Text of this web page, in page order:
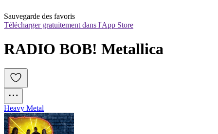
Sauvegarde des favoris
Télécharger gratuitement dans l'App Store
RADIO BOB! Metallica
Heavy Metal